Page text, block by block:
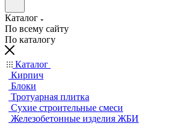
Каталог
По всему сайту
По каталогу
Каталог
Кирпич
Блоки
Тротуарная плитка
Сухие строительные смеси
Железобетонные изделия ЖБИ